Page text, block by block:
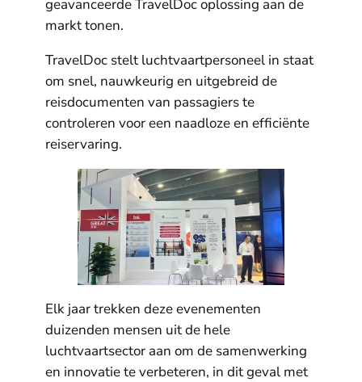
geavanceerde TravelDoc oplossing aan de
markt tonen.
TravelDoc stelt luchtvaartpersoneel in staat
om snel, nauwkeurig en uitgebreid de
reisdocumenten van passagiers te
controleren voor een naadloze en efficiënte
reiservaring.
Elk jaar trekken deze evenementen
duizenden mensen uit de hele
luchtvaartsector aan om de samenwerking
en innovatie te verbeteren, in dit geval met